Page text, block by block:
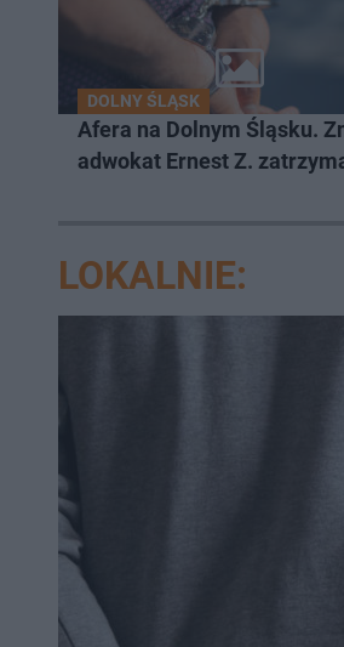
DOLNY ŚLĄSK
Afera na Dolnym Śląsku.
adwokat Ernest Z.
LOKALNIE: